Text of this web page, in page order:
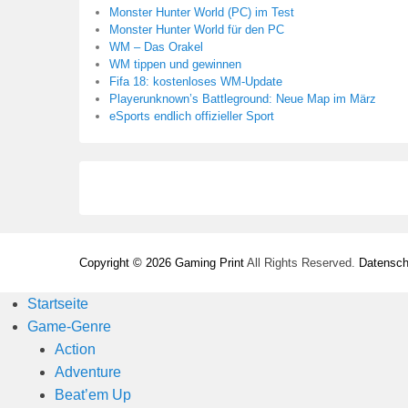
Monster Hunter World (PC) im Test
Monster Hunter World für den PC
WM – Das Orakel
WM tippen und gewinnen
Fifa 18: kostenloses WM-Update
Playerunknown’s Battleground: Neue Map im März
eSports endlich offizieller Sport
Copyright © 2026 Gaming Print All Rights Reserved.
Startseite
Game-Genre
Action
Adventure
Beat’em Up